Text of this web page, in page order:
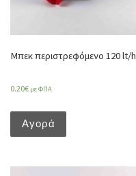
Μπεκ περιστρεφόμενο 120 lt/h
0.20€ με ΦΠΑ
Αγορά